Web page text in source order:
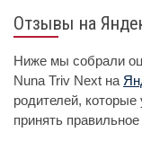
Отзывы на
Ниже мы собрали
Nuna Triv Next на
родителей,
принять